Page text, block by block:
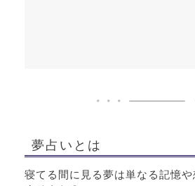
夢占いとは
寝てる間に見る夢は単なる記憶